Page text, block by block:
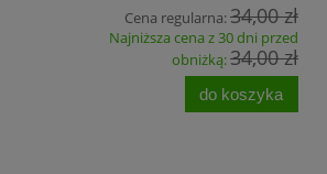
Cena regularna:34,00 zł
Najniższa cena z 30 dni przed
obniżką:34,00 zł
do koszyka